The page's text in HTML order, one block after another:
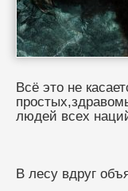
Всё это не
людей всех
В лесу вдруг